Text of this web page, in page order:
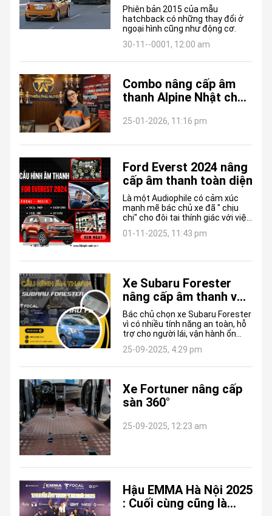
Phiên bản 2015 của mẫu
hatchback có những thay đổi ở
ngoại hình cũng như động cơ.
30-11--0001, 12:00 am
Combo nâng cấp âm
thanh Alpine Nhật cho
25-01-2026, 11:16 pm
Ford Everst 2024 nâng
cấp âm thanh toàn diện
Là một Audiophile có cảm xúc
mạnh mẽ bác chủ xe đã " chịu
chi" cho đôi tai thính giác với việc
Ford Everest 2024. Với các thiết
01-11-2025, 11:43 pm
Xe Subaru Forester
nâng cấp âm thanh với
thiết bị nhập Đức -
Pháp
Bác chủ chọn xe Subaru Forester
vì có nhiều tính năng an toàn, hỗ
trợ cho người lái, vận hành ổn
thanh xe với 6 loa chỉ đáp ứng
cảm thụ âm nhạc.
25-09-2025, 4:29 pm
Xe Fortuner nâng cấp
sàn 360°
25-09-2025, 12:23 am
Hậu EMMA Hà Nội 2025
: Cuối cùng cũng là